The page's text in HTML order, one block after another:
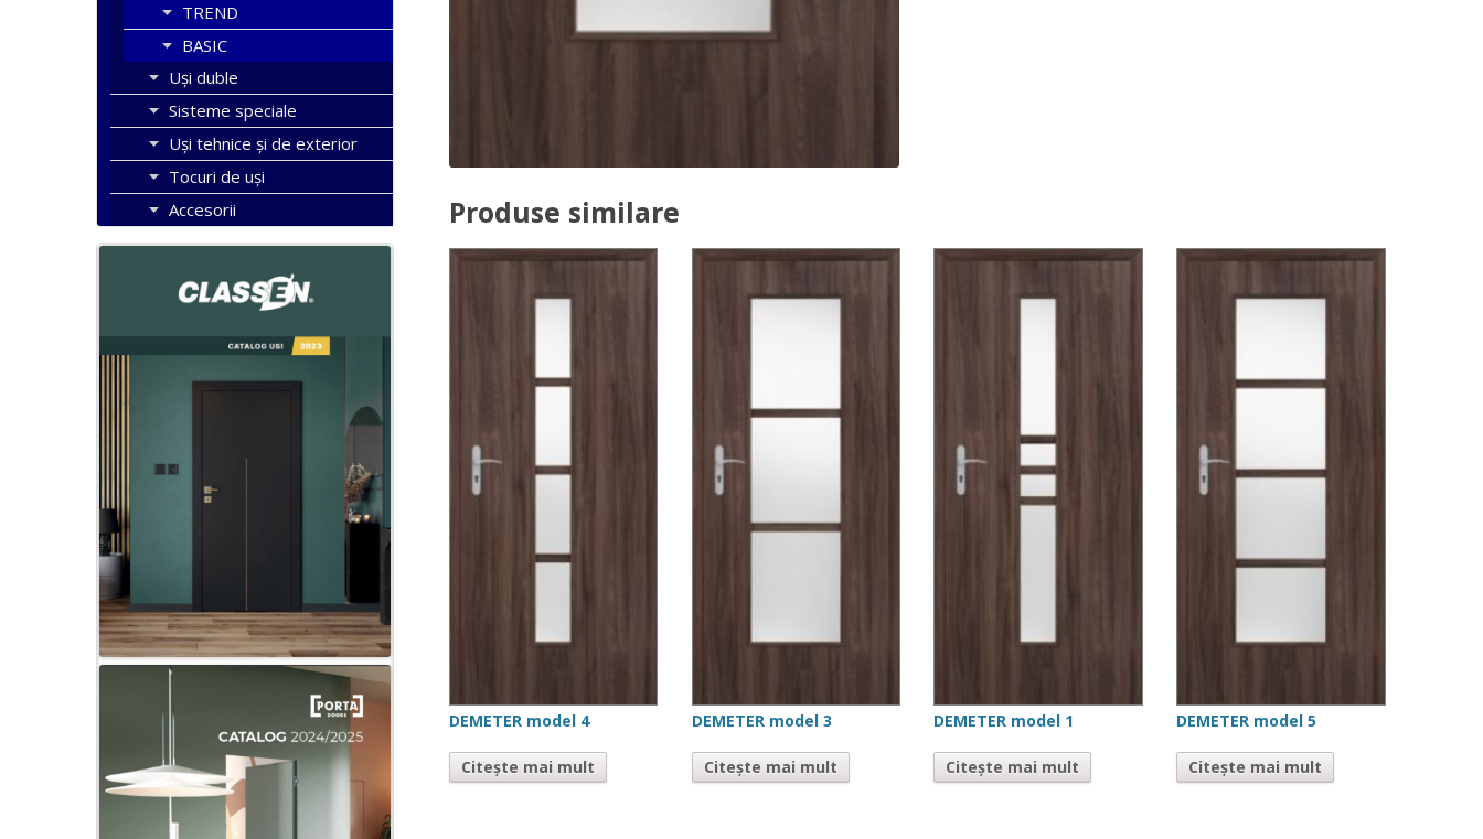
Produse similare
DEMETER model 4
Citește mai mult
DEMETER model 3
Citește mai mult
DEMETER model 1
Citește mai mult
DEMETER model 5
Citește mai mult
TREND
BASIC
Uşi duble
Sisteme speciale
Uși tehnice și de exterior
Tocuri de uși
Accesorii